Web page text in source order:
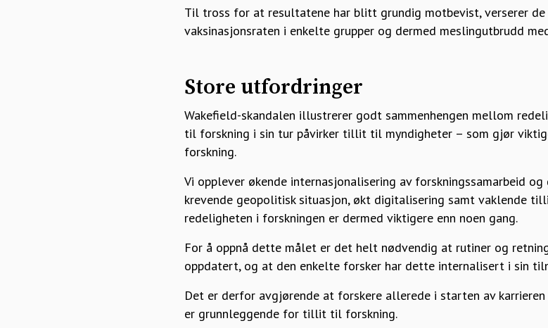
Til tross for at resultatene har blitt grundig motbevist, verserer
vaksinasjonsraten i enkelte grupper og dermed mesling­utbrudd
Store utfordringer
Wakefield-skandalen illustrerer godt sammenhengen mellom
til forskning i sin tur påvirker tillit til myndigheter – som gjør
forskning.
Vi opplever økende internasjonalisering av forskningssamarbeid
krevende geopolitisk situasjon, økt digitalisering samt vaklende
redeligheten i forskningen er dermed viktigere enn noen gang.
For å oppnå dette målet er det helt nødvendig at rutiner og
oppdatert, og at den enkelte forsker har dette internalisert i sin
Det er derfor avgjørende at forskere allerede i starten av
er grunnleggende for tillit til forskning.